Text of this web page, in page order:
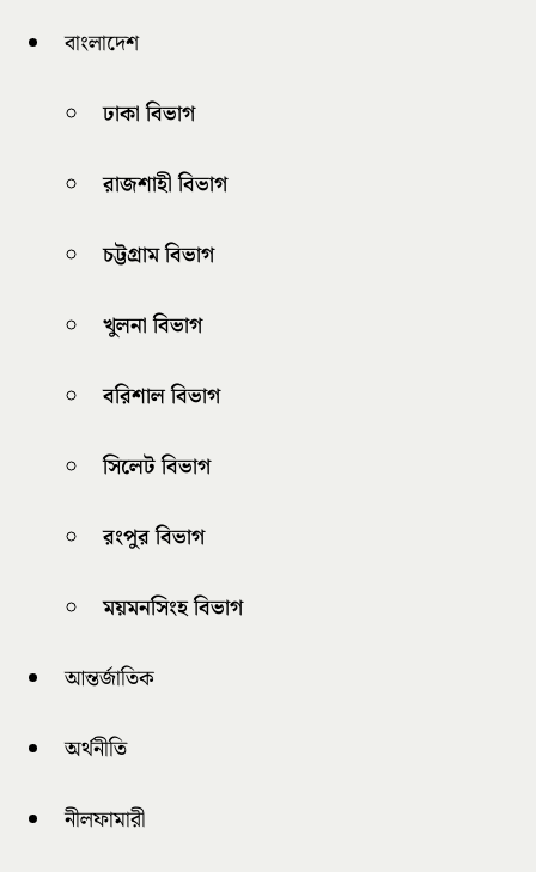
বাংলাদেশ
ঢাকা বিভাগ
রাজশাহী বিভাগ
চট্টগ্রাম বিভাগ
খুলনা বিভাগ
বরিশাল বিভাগ
সিলেট বিভাগ
রংপুর বিভাগ
ময়মনসিংহ বিভাগ
আন্তর্জাতিক
অর্থনীতি
নীলফামারী